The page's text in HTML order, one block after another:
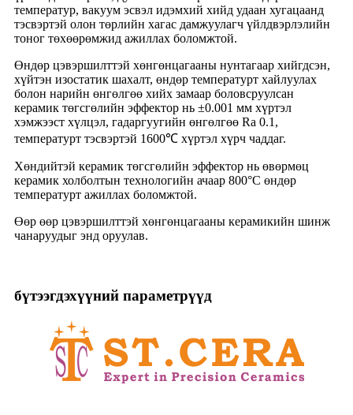
температур, вакуум эсвэл идэмхий хийд удаан хугацаанд
тэсвэртэй олон төрлийн хагас дамжуулагч үйлдвэрлэлийн
тоног төхөөрөмжид ажиллах боломжтой.
Өндөр цэвэршилттэй хөнгөнцагааны нунтагаар хийгдсэн,
хүйтэн изостатик шахалт, өндөр температурт хайлуулах
болон нарийн өнгөлгөө хийх замаар боловсруулсан
керамик төгсгөлийн эффектор нь ±0.001 мм хүртэл
хэмжээст хүлцэл, гадаргуугийн өнгөлгөө Ra 0.1,
температурт тэсвэртэй 1600℃ хүртэл хүрч чаддаг.
Хөндийтэй керамик төгсгөлийн эффектор нь өвөрмөц
керамик холболтын технологийн ачаар 800°C өндөр
температурт ажиллах боломжтой.
Өөр өөр цэвэршилттэй хөнгөнцагааны керамикийн шинж
чанаруудыг энд оруулав.
бүтээгдэхүүний параметрүүд